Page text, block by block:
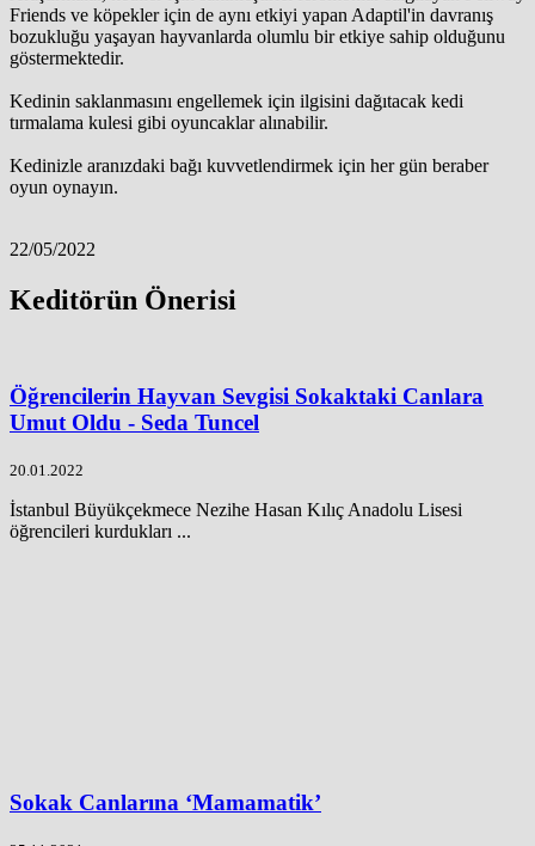
Friends ve köpekler için de aynı etkiyi yapan Adaptil'in davranış
bozukluğu yaşayan hayvanlarda olumlu bir etkiye sahip olduğunu
göstermektedir.
Kedinin saklanmasını engellemek için ilgisini dağıtacak kedi
tırmalama kulesi gibi oyuncaklar alınabilir.
Kedinizle aranızdaki bağı kuvvetlendirmek için her gün beraber
oyun oynayın.
22/05/2022
Keditörün Önerisi
Öğrencilerin Hayvan Sevgisi Sokaktaki Canlara
Umut Oldu - Seda Tuncel
20.01.2022
İstanbul Büyükçekmece Nezihe Hasan Kılıç Anadolu Lisesi
öğrencileri kurdukları ...
Sokak Canlarına ‘Mamamatik’